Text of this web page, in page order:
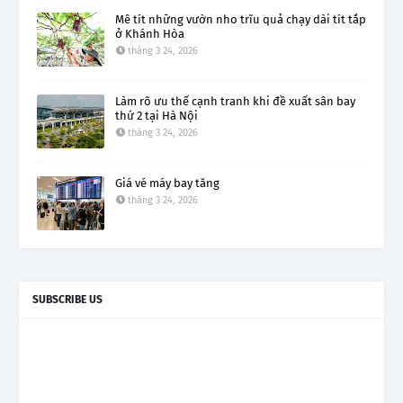
Mê tít những vườn nho trĩu quả chạy dài tít tắp
ở Khánh Hòa
tháng 3 24, 2026
Làm rõ ưu thế cạnh tranh khi đề xuất sân bay
thứ 2 tại Hà Nội
tháng 3 24, 2026
Giá vé máy bay tăng
tháng 3 24, 2026
SUBSCRIBE US